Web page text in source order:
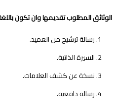
الوثائق المطلوب تقديمها وان تكون
رسالة ترشيح من العميد.
السيرة الذاتية.
نسخة عن كشف العلامات.
رسالة دافعية.